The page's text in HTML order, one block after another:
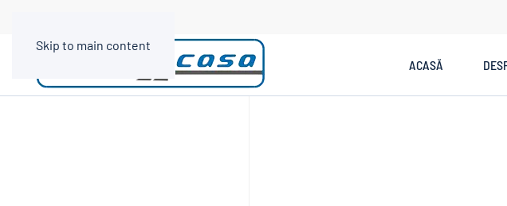
Skip to main content
ACASĂ